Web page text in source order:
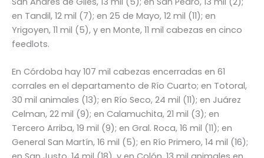
en Tandil, 12 mil (7); en 25 de Mayo, 12 mil (11); en
Yrigoyen, 11 mil (5), y en Monte, 11 mil cabezas en cinco
feedlots.
En Córdoba hay 107 mil cabezas encerradas en 61
corrales en el departamento de Río Cuarto; en Totoral,
30 mil animales (13); en Río Seco, 24 mil (11); en Juárez
Celman, 22 mil (9); en Calamuchita, 21 mil (3); en
Tercero Arriba, 19 mil (9); en Gral. Roca, 16 mil (11); en
General San Martín, 16 mil (5); en Río Primero, 14 mil (16);